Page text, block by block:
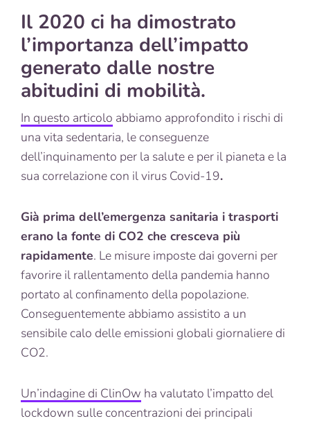
Il 2020 ci ha dimostrato
l’importanza dell’impatto
generato dalle nostre
abitudini di mobilità.
In questo articolo abbiamo approfondito i rischi di
una vita sedentaria, le conseguenze
dell’inquinamento per la salute e per il pianeta e la
sua correlazione con il virus Covid-19.
Già prima dell’emergenza sanitaria i trasporti
erano la fonte di CO2 che cresceva più
rapidamente. Le misure imposte dai governi per
favorire il rallentamento della pandemia hanno
portato al confinamento della popolazione.
Conseguentemente abbiamo assistito a un
sensibile calo delle emissioni globali giornaliere di
CO2.
Un’indagine di ClinOw ha valutato l’impatto del
lockdown sulle concentrazioni dei principali